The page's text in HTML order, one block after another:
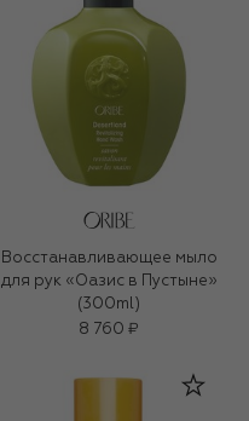
Восстанавливающее мыло
для рук «Оазис в Пустыне»
(300ml)
8 760 ₽